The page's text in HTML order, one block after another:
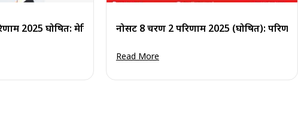
2025 घोषित: मेरिट सूची और कट-ऑफ पीडीएफ डाउनलोड करें
नोर्सेट 8 चरण 2 परिणाम 2025 (घोषित):
Read More